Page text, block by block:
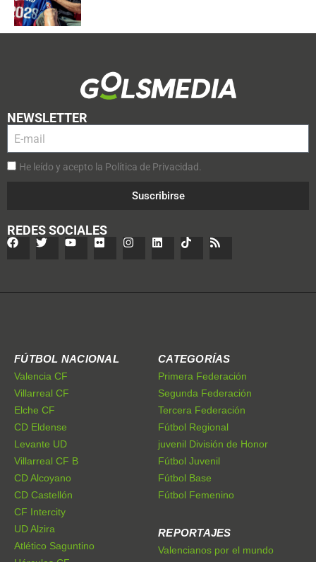
NEWSLETTER
He leído y acepto la Política de Privacidad.
Suscribirse
REDES SOCIALES
FÚTBOL NACIONAL
Valencia CF
Villarreal CF
Elche CF
CD Eldense
Levante UD
Villarreal CF B
CD Alcoyano
CD Castellón
CF Intercity
UD Alzira
Atlético Saguntino
CATEGORÍAS
Primera Federación
Segunda Federación
Tercera Federación
Fútbol Regional
juvenil División de Honor
Fútbol Juvenil
Fútbol Base
Fútbol Femenino
REPORTAJES
Valencianos por el mundo